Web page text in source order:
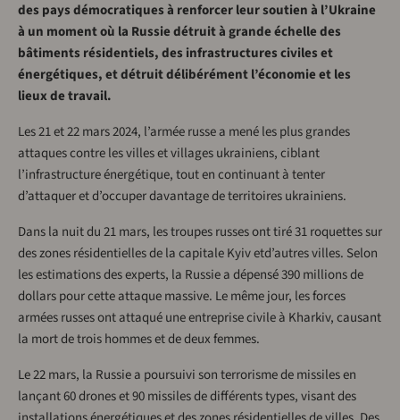
des pays démocratiques à renforcer leur soutien à l’Ukraine
à un moment où la Russie détruit à grande échelle des
bâtiments résidentiels, des infrastructures civiles et
énergétiques, et détruit délibérément l’économie et les
lieux de travail.
Les 21 et 22 mars 2024, l’armée russe a mené les plus grandes
attaques contre les villes et villages ukrainiens, ciblant
l’infrastructure énergétique, tout en continuant à tenter
d’attaquer et d’occuper davantage de territoires ukrainiens.
Dans la nuit du 21 mars, les troupes russes ont tiré 31 roquettes sur
des zones résidentielles de la capitale Kyiv etd’autres villes. Selon
les estimations des experts, la Russie a dépensé 390 millions de
dollars pour cette attaque massive. Le même jour, les forces
armées russes ont attaqué une entreprise civile à Kharkiv, causant
la mort de trois hommes et de deux femmes.
Le 22 mars, la Russie a poursuivi son terrorisme de missiles en
lançant 60 drones et 90 missiles de différents types, visant des